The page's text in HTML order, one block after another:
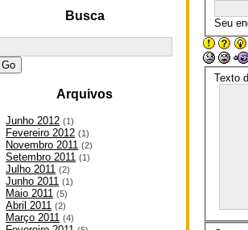
Seu
Texto
Busca
Arquivos
Junho 2012 (1)
Fevereiro 2012 (1)
Novembro 2011 (2)
Setembro 2011 (1)
Julho 2011 (2)
Junho 2011 (1)
Maio 2011 (5)
Abril 2011 (2)
Março 2011 (4)